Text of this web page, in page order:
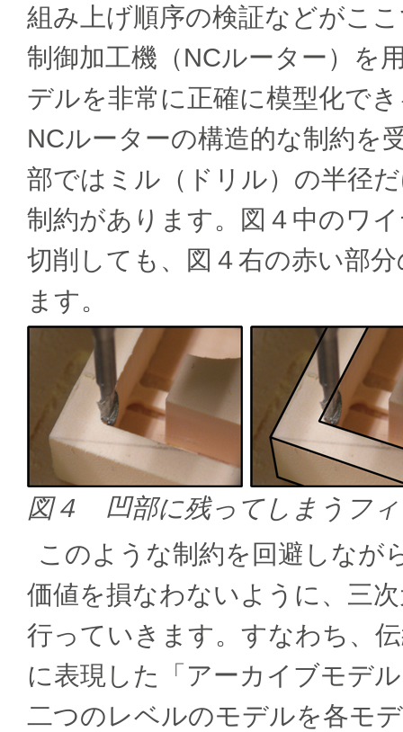
組み上げ順序の検証などがこ
制御加工機（NCルーター）を
デルを非常に正確に模型化で
NCルーターの構造的な制約を
部ではミル（ドリル）の半径
制約があります。図４中のワ
切削しても、図４右の赤い部
ます。
図４ 凹部に残ってしまうフ
このような制約を回避しなが
価値を損なわないように、三
行っていきます。すなわち、
に表現した「アーカイブモデ
二つのレベルのモデルを各モ